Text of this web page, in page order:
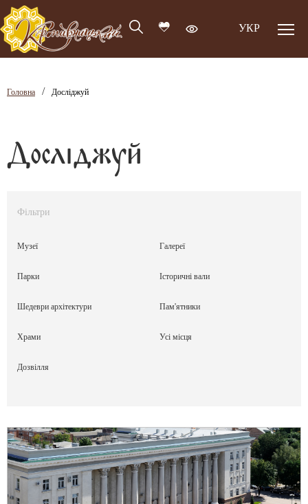
УКР
Головна / Досліджуй
Досліджуй
Фільтри
Музеї Галереї
Парки Історичні вали
Шедеври архітектури Пам'ятники
Храми Усі місця
Дозвілля